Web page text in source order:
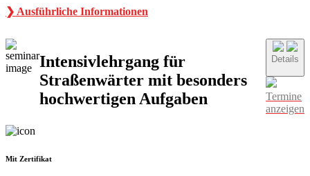
❯ Ausführliche Informationen
Intensivlehrgang für
Straßenwärter mit besonders
hochwertigen Aufgaben
Details
Termine
anzeigen
Mit Zertifikat